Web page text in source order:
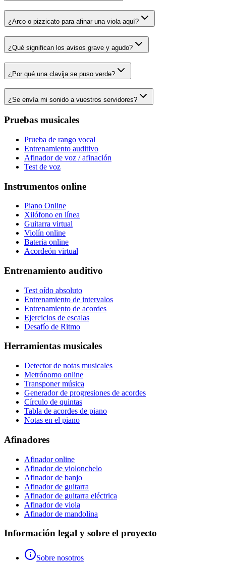
¿Arco o pizzicato para afinar una viola aquí?
¿Qué significan los avisos grave y agudo?
¿Por qué una clavija se puso verde?
¿Se envía mi sonido a vuestros servidores?
Pruebas musicales
Prueba de rango vocal
Entrenamiento auditivo
Afinador de voz / afinación
Test de voz
Instrumentos online
Piano Online
Xilófono en línea
Guitarra virtual
Violín online
Bateria online
Acordeón virtual
Entrenamiento auditivo
Test oído absoluto
Entrenamiento de intervalos
Entrenamiento de acordes
Ejercicios de escalas
Desafío de Ritmo
Herramientas musicales
Detector de notas musicales
Metrónomo online
Transponer música
Generador de progresiones de acordes
Círculo de quintas
Tabla de acordes de piano
Notas en el piano
Afinadores
Afinador online
Afinador de violonchelo
Afinador de banjo
Afinador de guitarra
Afinador de guitarra eléctrica
Afinador de viola
Afinador de mandolina
Información legal y sobre el proyecto
Sobre nosotros